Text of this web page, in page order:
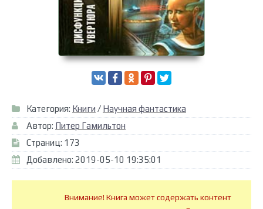
Категория: Книги / Научная фантастика
Автор: Питер Гамильтон
Страниц: 173
Добавлено: 2019-05-10 19:35:01
Внимание! Книга может содержать контент